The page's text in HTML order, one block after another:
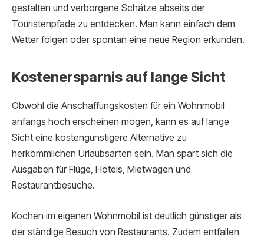
gestalten und verborgene Schätze abseits der
Touristenpfade zu entdecken. Man kann einfach dem
Wetter folgen oder spontan eine neue Region erkunden.
Kostenersparnis auf lange Sicht
Obwohl die Anschaffungskosten für ein Wohnmobil
anfangs hoch erscheinen mögen, kann es auf lange
Sicht eine kostengünstigere Alternative zu
herkömmlichen Urlaubsarten sein. Man spart sich die
Ausgaben für Flüge, Hotels, Mietwagen und
Restaurantbesuche.
Kochen im eigenen Wohnmobil ist deutlich günstiger als
der ständige Besuch von Restaurants. Zudem entfallen